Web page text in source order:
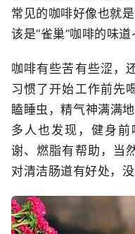
常见的咖啡好像也就
该是“雀巢”咖啡的味道
咖啡有些苦有些涩，
习惯了开始工作前先
瞌睡虫，精气神满满
多人也发现，健身
谢、燃脂有帮助，当
对清洁肠道有好处，